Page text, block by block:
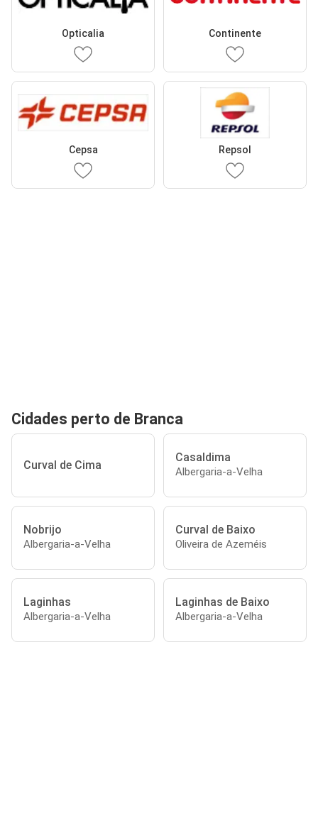
Opticalia Continente
Cepsa Repsol
Cidades perto de Branca
Curval de Cima
Casaldima
Albergaria-a-Velha
Nobrijo
Albergaria-a-Velha
Curval de Baixo
Oliveira de Azeméis
Laginhas
Albergaria-a-Velha
Laginhas de Baixo
Albergaria-a-Velha